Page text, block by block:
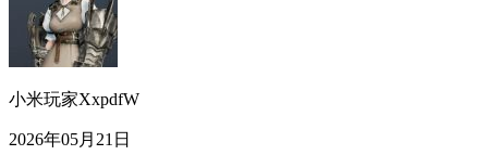
小米玩家XxpdfW
2026年05月21日